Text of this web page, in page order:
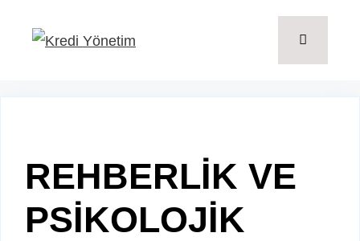
REHBERLİK VE
PSİKOLOJİK